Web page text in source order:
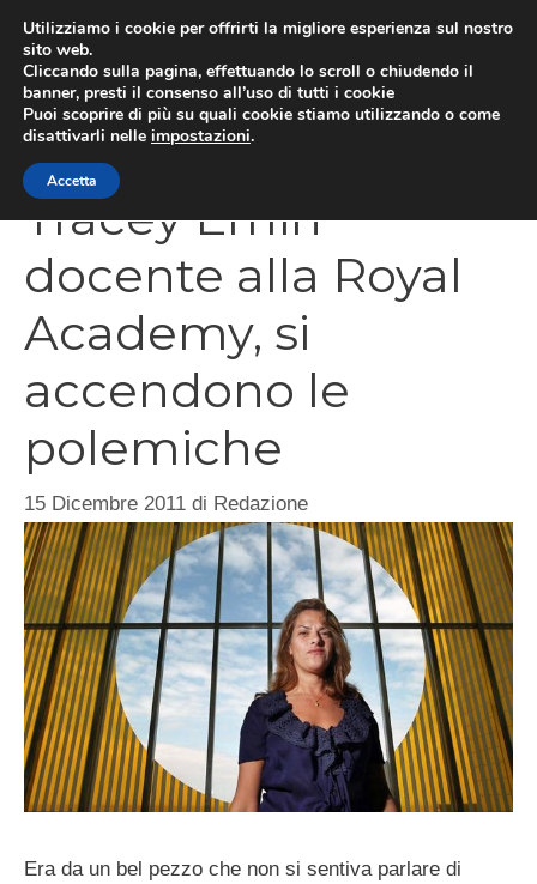
contenuto
Tracey Emin
docente alla Royal
Academy, si
accendono le
polemiche
15 Dicembre 2011 di Redazione
Era da un bel pezzo che non si sentiva parlare di
Utilizziamo i cookie per offrirti la migliore esperienza sul nostro
sito web.
Cliccando sulla pagina, effettuando lo scroll o chiudendo il
banner, presti il consenso all’uso di tutti i cookie
Puoi scoprire di più su quali cookie stiamo utilizzando o come
disattivarli nelle impostazioni.
Accetta